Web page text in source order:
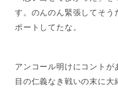
す。のんのん緊張してそう
ポートしてたな。
アンコール明けにコント
目の仁義なき戦いの末に